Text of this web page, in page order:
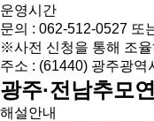
운영시간
문의 : 062-512-0527 또
※사전 신청을 통해 조
주소 : (61440) 광주광역
광주·전남추모
해설안내